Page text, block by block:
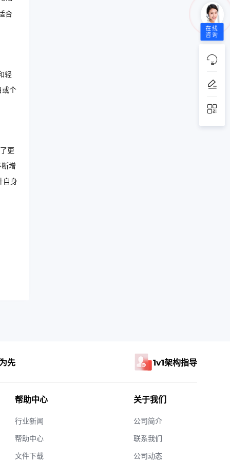
合
轻
个
更
增
自身
先 1v1架构指导
帮助中心
行业新闻
帮助中心
文件下载
关于我们
公司简介
联系我们
公司动态
在线
咨询